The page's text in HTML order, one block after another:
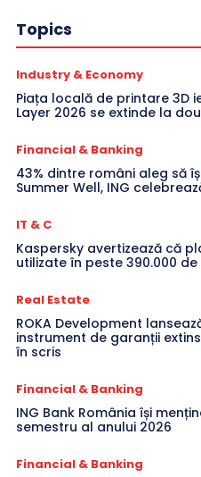
Topics
Industry & Economy
Piața locală de printare 3D
Layer 2026 se extinde la
Financial & Banking
43% dintre români aleg să
Summer Well, ING
IT & C
Kaspersky avertizează că
utilizate în peste 390.000
Real Estate
ROKA Development
instrument de garanții
în scris
Financial & Banking
ING Bank România își
semestru al anului 2026
Financial & Banking